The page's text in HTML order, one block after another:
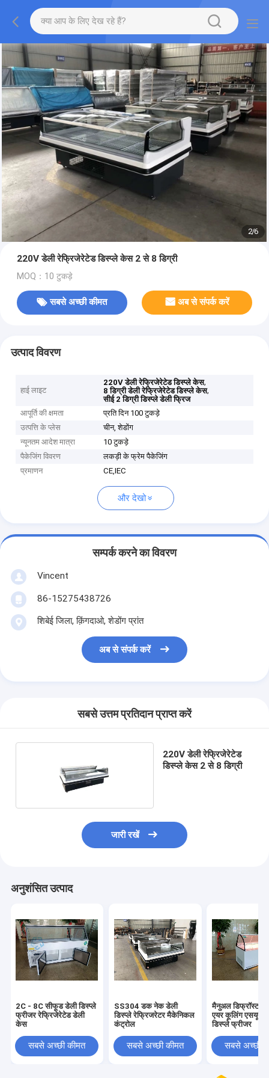
2/6
220V डेली रेफ्रिजेरेटेड डिस्प्ले केस 2 से 8 डिग्री
MOQ：10 टुकड़े
सबसे अच्छी कीमत अब से संपर्क करें
उत्पाद विवरण
हाई लाइट
220V डेली रेफ्रिजेरेटेड डिस्प्ले केस,
8 डिग्री डेली रेफ्रिजेरेटेड डिस्प्ले केस,
सीई 2 डिग्री डिस्प्ले डेली फ्रिज
आपूर्ति की क्षमता
प्रति दिन 100 टुकड़े
उत्पत्ति के प्लेस
चीन, शेडोंग
न्यूनतम आदेश मात्रा
10 टुकड़े
पैकेजिंग विवरण
लकड़ी के फ्रेम पैकेजिंग
प्रमाणन
CE,IEC
और देखो
सम्पर्क करने का विवरण
Vincent
86-15275438726
शिबेई जिला, क़िंगदाओ, शेडोंग प्रांत
अब से संपर्क करें
सबसे उत्तम प्रतिदान प्राप्त करें
220V डेली रेफ्रिजेरेटेड
डिस्प्ले केस 2 से 8 डिग्री
जारी रखें
अनुशंसित उत्पाद
2C - 8C सीफूड डेली डिस्प्ले
फ्रीजर रेफ्रिजेरेटेड डेली
केस
सबसे अच्छी कीमत
SS304 डक नेक डेली
डिस्प्ले रेफ्रिजरेटर मैकेनिकल
कंट्रोल
सबसे अच्छी कीमत
मैनुअल डिफ्रॉस्ट के
एयर कूलिंग एसयूएस
डिस्प्ले फ्रीजर
सबसे अच्छी